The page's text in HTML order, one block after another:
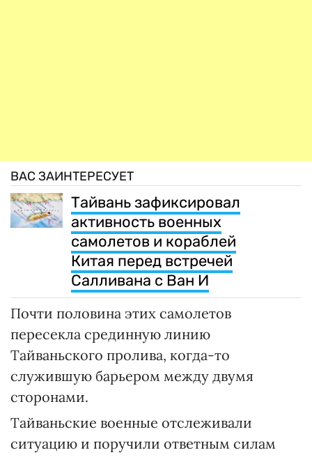
ВАС ЗАИНТЕРЕСУЕТ
Тайвань зафиксировал
активность военных
самолетов и кораблей
Китая перед встречей
Салливана с Ван И
Почти половина этих самолетов
пересекла срединную линию
Тайваньского пролива, когда-то
служившую барьером между двумя
сторонами.
Тайваньские военные отслеживали
ситуацию и поручили ответным силам